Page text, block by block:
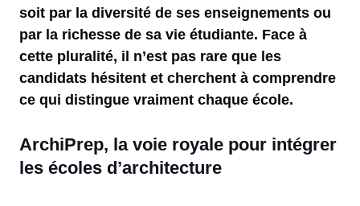
soit par la diversité de ses enseignements ou
par la richesse de sa vie étudiante. Face à
cette pluralité, il n’est pas rare que les
candidats hésitent et cherchent à comprendre
ce qui distingue vraiment chaque école.
ArchiPrep, la voie royale pour intégrer
les écoles d’architecture